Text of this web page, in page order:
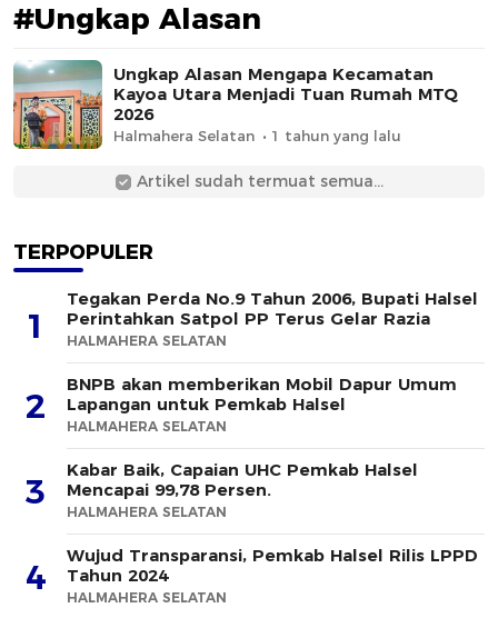
#Ungkap Alasan
Ungkap Alasan Mengapa Kecamatan
Kayoa Utara Menjadi Tuan Rumah MTQ
2026
Halmahera Selatan 1 tahun yang lalu
Artikel sudah termuat semua...
TERPOPULER
1
Tegakan Perda No.9 Tahun 2006, Bupati Halsel
Perintahkan Satpol PP Terus Gelar Razia
HALMAHERA SELATAN
2
BNPB akan memberikan Mobil Dapur Umum
Lapangan untuk Pemkab Halsel
HALMAHERA SELATAN
3
Kabar Baik, Capaian UHC Pemkab Halsel
Mencapai 99,78 Persen.
HALMAHERA SELATAN
4
Wujud Transparansi, Pemkab Halsel Rilis LPPD
Tahun 2024
HALMAHERA SELATAN